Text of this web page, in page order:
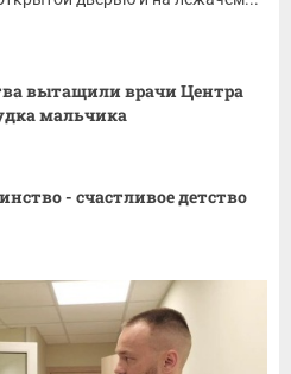
вытащили врачи Центра
мальчика
- счастливое детство